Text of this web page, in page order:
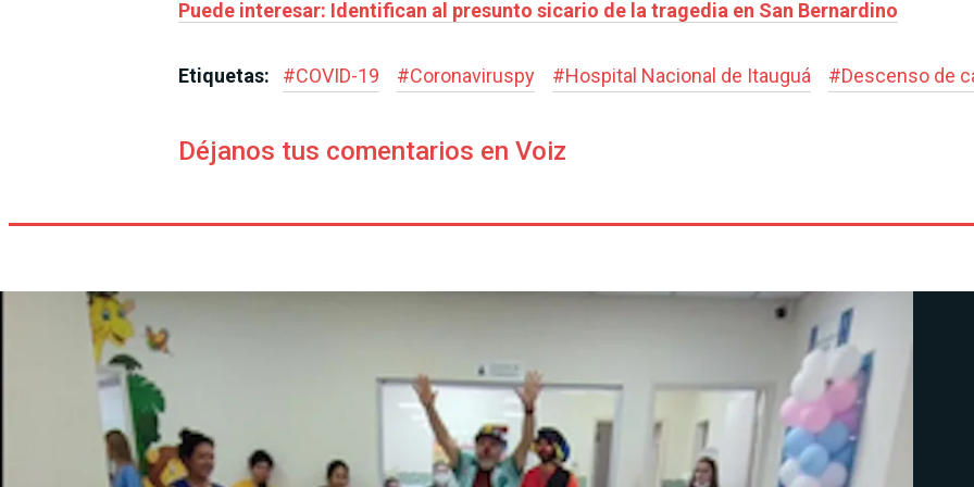
Puede interesar: Identifican al presunto sicario de la tragedia en San Bernardino
Etiquetas: #COVID-19 #Coronaviruspy #Hospital Nacional de Itauguá #Descenso de
Déjanos tus comentarios en Voiz